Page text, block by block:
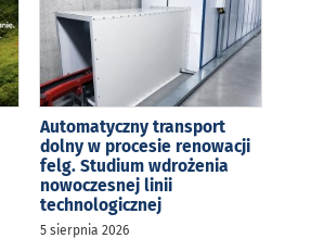
Automatyczny transport
dolny w procesie renowacji
felg. Studium wdrożenia
nowoczesnej linii
technologicznej
5 sierpnia 2026